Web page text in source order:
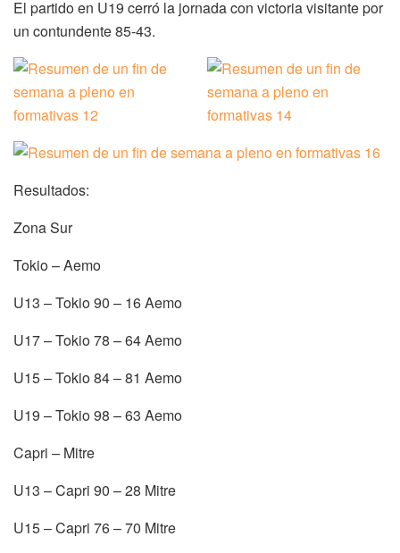
El partido en U19 cerró la jornada con victoria visitante por
un contundente 85-43.
Resultados:
Zona Sur
Tokio – Aemo
U13 – Tokio 90 – 16 Aemo
U17 – Tokio 78 – 64 Aemo
U15 – Tokio 84 – 81 Aemo
U19 – Tokio 98 – 63 Aemo
Capri – Mitre
U13 – Capri 90 – 28 Mitre
U15 – Capri 76 – 70 Mitre